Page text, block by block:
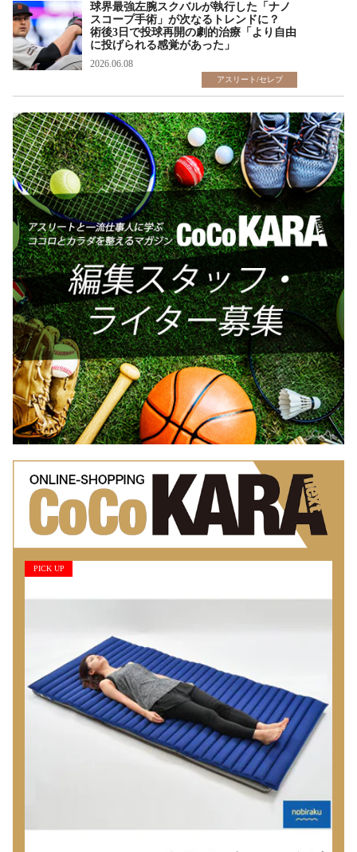
球界最強左腕スクバルが執行した「ナノ
スコープ手術」が次なるトレンドに？
術後3日で投球再開の劇的治療「より自由
に投げられる感覚があった」
2026.06.08
アスリート/セレブ
PICK UP